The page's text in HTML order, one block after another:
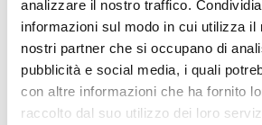
analizzare il nostro traffico.
informazioni sul modo in cui utilizza il
nostri partner che si occupano di
pubblicità e social media, i quali
con altre informazioni che ha fornito
raccolto dal suo utilizzo dei loro
Pop D34
Conceled basin mixer